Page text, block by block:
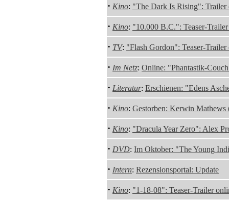
· Kino: "The Dark Is Rising": Trailer
· Kino: "10.000 B.C.": Teaser-
· TV: "Flash Gordon": Teaser-Trailer
· Im Netz: Online: "Phantastik-
· Literatur: Erschienen: "Edens
· Kino: Gestorben: Kerwin Mathews
· Kino: "Dracula Year Zero": Alex
· DVD: Im Oktober: "The Young
· Intern: Rezensionsportal: Update
· Kino: "1-18-08": Teaser-Trailer